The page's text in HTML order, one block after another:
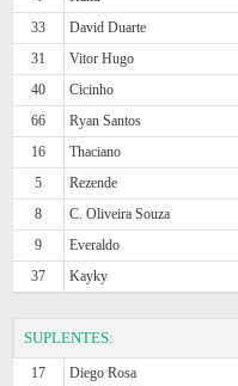
33
David Duarte
31
Vitor Hugo
40
Cicinho
66
Ryan Santos
16
Thaciano
5
Rezende
8
C. Oliveira Souza
9
Everaldo
37
Kayky
SUPLENTES:
17 Diego Rosa